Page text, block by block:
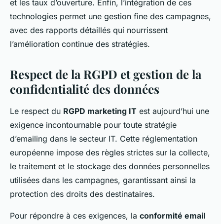
et les taux d’ouverture. Enfin, l’intégration de ces
technologies permet une gestion fine des campagnes,
avec des rapports détaillés qui nourrissent
l’amélioration continue des stratégies.
Respect de la RGPD et gestion de la
confidentialité des données
Le respect du RGPD marketing IT est aujourd’hui une
exigence incontournable pour toute stratégie
d’emailing dans le secteur IT. Cette réglementation
européenne impose des règles strictes sur la collecte,
le traitement et le stockage des données personnelles
utilisées dans les campagnes, garantissant ainsi la
protection des droits des destinataires.
Pour répondre à ces exigences, la conformité email